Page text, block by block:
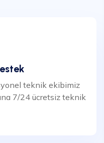
teknik ekibimiz
7/24 ücretsiz teknik